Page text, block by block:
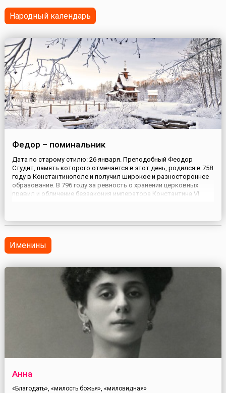
любители ви...
Народный календарь
Федор – поминальник
Дата по старому стилю: 26 января. Преподобный Феодор
Студит, память которого отмечается в этот день, родился в 758
году в Константинополе и получил широкое и разностороннее
образование. В 796 году за ревность о хранении церковных
правил и обличение беззакония императора Константина VI
преподо...
Именины
Анна
«Благодать», «милость божья», «миловидная»